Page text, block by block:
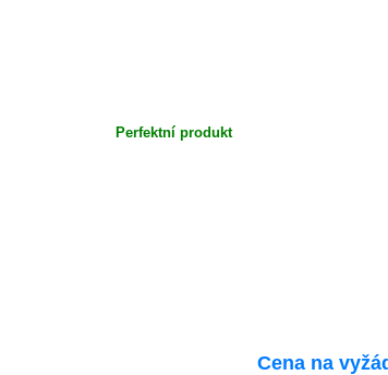
Perfektní produkt
Cena na